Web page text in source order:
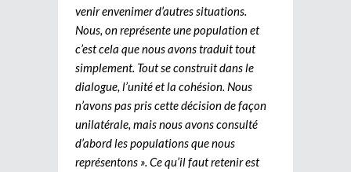
venir envenimer d’autres situations.
Nous, on représente une population et
c’est cela que nous avons traduit tout
simplement. Tout se construit dans le
dialogue, l’unité et la cohésion. Nous
n’avons pas pris cette décision de façon
unilatérale, mais nous avons consulté
d’abord les populations que nous
représentons ». Ce qu’il faut retenir est